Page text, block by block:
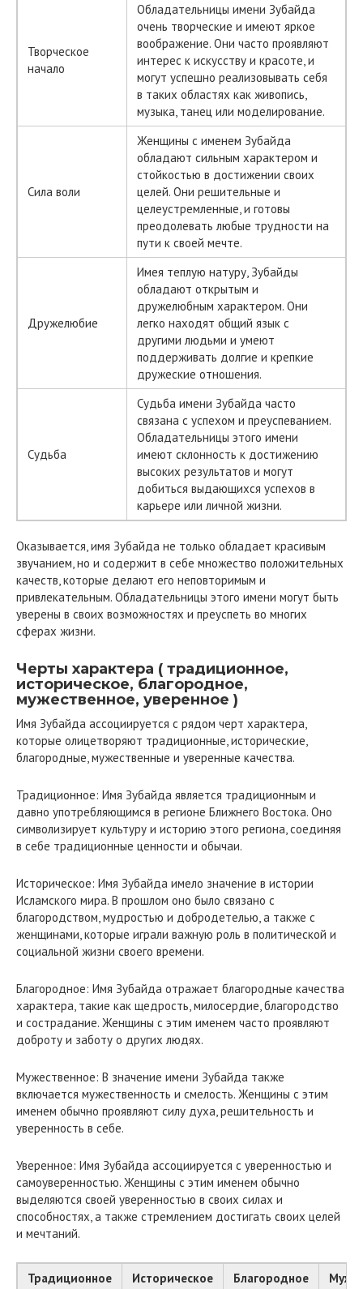
Творческое
начало
Обладательницы имени Зубайда
очень творческие и имеют яркое
воображение. Они часто проявляют
интерес к искусству и красоте, и
могут успешно реализовывать себя
в таких областях как живопись,
музыка, танец или моделирование.
Сила воли
Женщины с именем Зубайда
обладают сильным характером и
стойкостью в достижении своих
целей. Они решительные и
целеустремленные, и готовы
преодолевать любые трудности на
пути к своей мечте.
Дружелюбие
Имея теплую натуру, Зубайды
обладают открытым и
дружелюбным характером. Они
легко находят общий язык с
другими людьми и умеют
поддерживать долгие и крепкие
дружеские отношения.
Судьба
Судьба имени Зубайда часто
связана с успехом и преуспеванием.
Обладательницы этого имени
имеют склонность к достижению
высоких результатов и могут
добиться выдающихся успехов в
карьере или личной жизни.
Оказывается, имя Зубайда не только обладает красивым
звучанием, но и содержит в себе множество положительных
качеств, которые делают его неповторимым и
привлекательным. Обладательницы этого имени могут быть
уверены в своих возможностях и преуспеть во многих
сферах жизни.
Черты характера ( традиционное,
историческое, благородное,
мужественное, уверенное )
Имя Зубайда ассоциируется с рядом черт характера,
которые олицетворяют традиционные, исторические,
благородные, мужественные и уверенные качества.
Традиционное: Имя Зубайда является традиционным и
давно употребляющимся в регионе Ближнего Востока. Оно
символизирует культуру и историю этого региона, соединяя
в себе традиционные ценности и обычаи.
Историческое: Имя Зубайда имело значение в истории
Исламского мира. В прошлом оно было связано с
благородством, мудростью и добродетелью, а также с
женщинами, которые играли важную роль в политической и
социальной жизни своего времени.
Благородное: Имя Зубайда отражает благородные качества
характера, такие как щедрость, милосердие, благородство
и сострадание. Женщины с этим именем часто проявляют
доброту и заботу о других людях.
Мужественное: В значение имени Зубайда также
включается мужественность и смелость. Женщины с этим
именем обычно проявляют силу духа, решительность и
уверенность в себе.
Уверенное: Имя Зубайда ассоциируется с уверенностью и
самоуверенностью. Женщины с этим именем обычно
выделяются своей уверенностью в своих силах и
способностях, а также стремлением достигать своих целей
и мечтаний.
Традиционное Историческое Благородное